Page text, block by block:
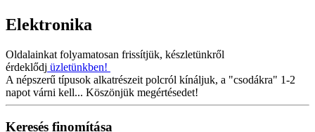
Elektronika
Oldalainkat folyamatosan frissítjük, készletünkről
érdeklődj üzletünkben!
A népszerű típusok alkatrészeit polcról kínáljuk, a "csodákra" 1-2
napot várni kell... Köszönjük megértésedet!
Keresés finomítása